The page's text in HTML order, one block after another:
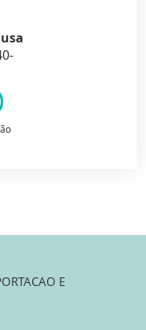
E